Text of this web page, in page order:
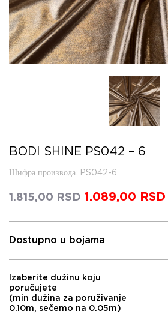
BODI SHINE PS042 – 6
Шифра производа: PS042-6
1.815,00RSD Оригинална
је
била:
1.089,00 RSD
Dostupno u bojama
Izaberite dužinu koju
poručujete
(min dužina za poruživanje
0.10m, sečemo na 0.05m)